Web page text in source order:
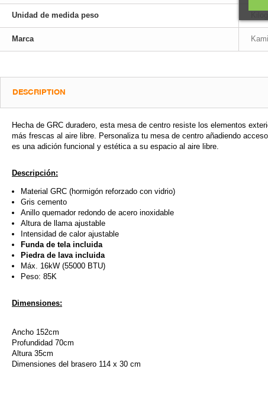
Unidad de medida peso
Marca
DESCRIPTION
Hecha de GRC duradero, esta mesa de centro resiste los elementos
más frescas al aire libre. Personaliza tu mesa de centro añadiendo
es una adición funcional y estética a su espacio al aire libre.
Descripción:
Material GRC (hormigón reforzado con vidrio)
Gris cemento
Anillo quemador redondo de acero inoxidable
Altura de llama ajustable
Intensidad de calor ajustable
Funda de tela incluida
Piedra de lava incluida
Máx. 16kW (55000 BTU)
Peso: 85K
Dimensiones:
Ancho 152cm
Profundidad 70cm
Altura 35cm
Dimensiones del brasero 114 x 30 cm